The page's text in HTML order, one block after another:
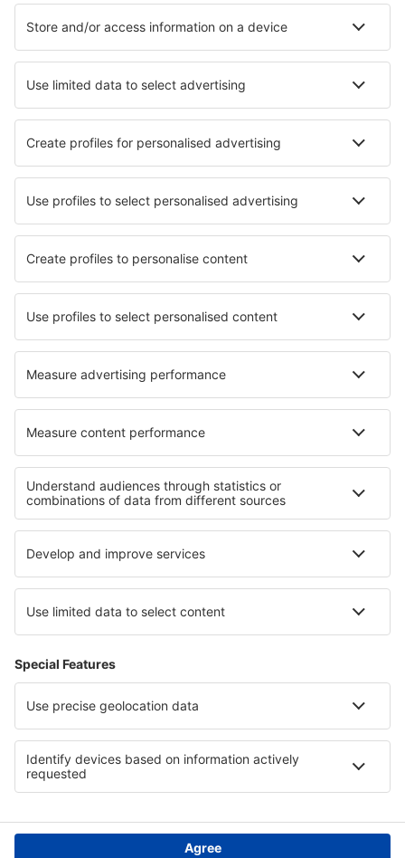
Accommodatie op Cuba - Populaire steden
Verblijf Cienaga De Zapata Verblijf Ciego De Avila
Verblijf in Las Tunas Verblijf in Trinidad
Beste accommodatie - steden
Verblijf in Notre Dame Du Portage Verblijf in Barra do Pirai
Verblijf in El Mojon Verblijf in Canino
Verblijf in Sunnansjo Verblijf Quinta Da Pedra Escrita
Verblijf in Mucharz
Beste accommodatie - regio's
Verblijf in Holguín Verblijf op Cayo Coco
Verblijf in East Macedonia and Thrace Verblijf in Servië
Verblijf in Qalyubia Verblijf in Geographical region
Verblijf in North Sinai